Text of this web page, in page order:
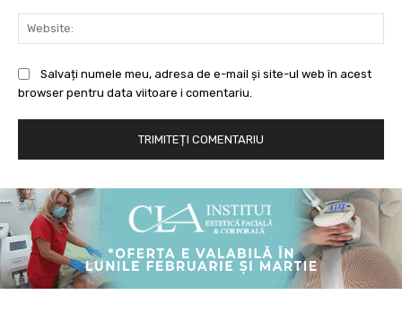
Salvați numele meu, adresa de e-mail și site-ul web în acest
browser pentru data viitoare i comentariu.